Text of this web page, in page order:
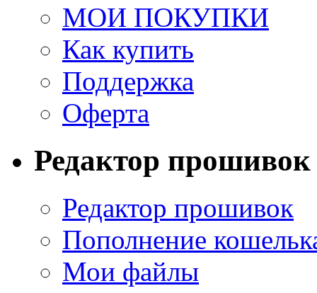
МОИ ПОКУПКИ
Как купить
Поддержка
Оферта
Редактор прошивок
Редактор прошивок
Пополнение
Мои файлы